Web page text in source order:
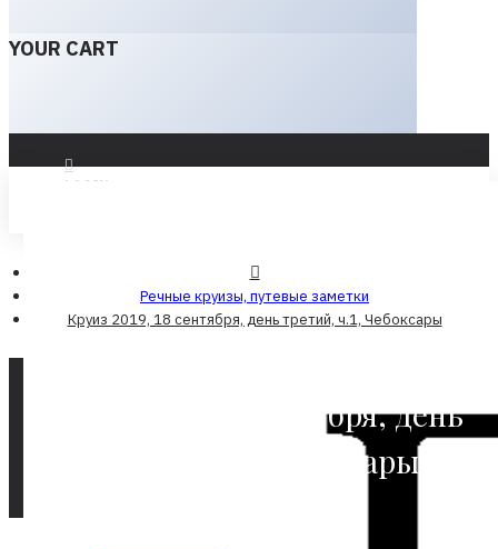
YOUR CART
LOGIN
Речные круизы, путевые заметки
Круиз 2019, 18 сентября, день третий, ч.1, Чебоксары
Круиз 2019, 18 сентября, день
третий, ч.1, Чебоксары